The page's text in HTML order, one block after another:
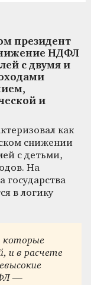
президент
НДФЛ
с двумя и
и
как
снижении
с детьми,
На
государства
в логику
которые
и в расчете
—